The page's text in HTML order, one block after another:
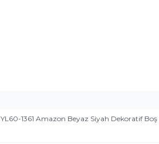
YL60-1361 Amazon Beyaz Siyah Dekoratif Boş